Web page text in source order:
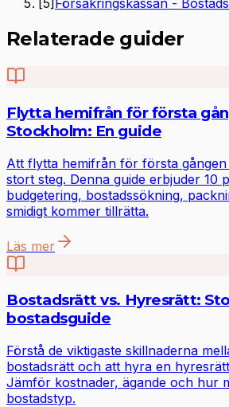
5 Försäkringskassan -
Relaterade guider
Flytta hemifrån för första
Stockholm: En guide
Att flytta hemifrån för första
stort steg. Denna guide erbjuder 10
budgetering, bostadssökning,
smidigt kommer tillrätta.
Läs mer
Bostadsrätt vs. Hyresrätt:
bostadsguide
Förstå de viktigaste skillnaderna
bostadsrätt och att hyra en
Jämför kostnader, ägande och hur
bostadstyp.